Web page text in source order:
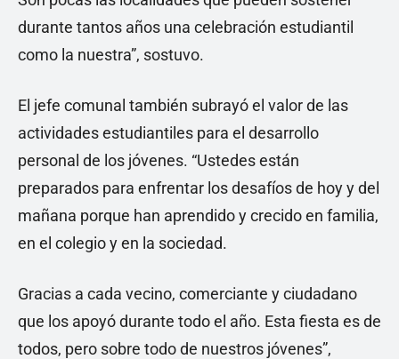
durante tantos años una celebración estudiantil
como la nuestra”, sostuvo.
El jefe comunal también subrayó el valor de las
actividades estudiantiles para el desarrollo
personal de los jóvenes. “Ustedes están
preparados para enfrentar los desafíos de hoy y del
mañana porque han aprendido y crecido en familia,
en el colegio y en la sociedad.
Gracias a cada vecino, comerciante y ciudadano
que los apoyó durante todo el año. Esta fiesta es de
todos, pero sobre todo de nuestros jóvenes”,